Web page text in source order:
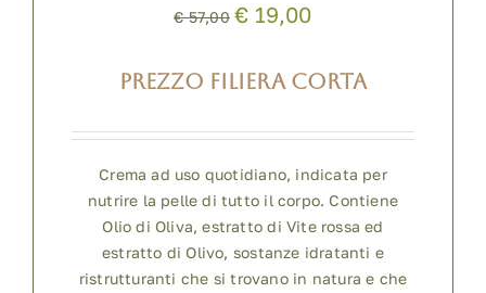
€ 57,00 € 19,00
PREZZO FILIERA CORTA
Crema ad uso quotidiano, indicata per
nutrire la pelle di tutto il corpo. Contiene
Olio di Oliva, estratto di Vite rossa ed
estratto di Olivo, sostanze idratanti e
ristrutturanti che si trovano in natura e che